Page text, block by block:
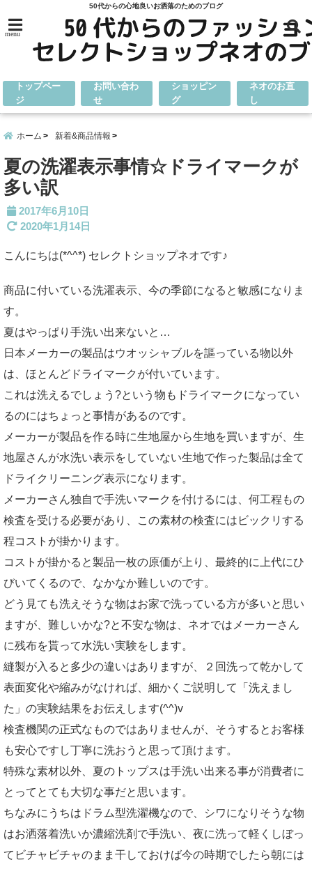
50代からの心地良いお洒落のためのブログ
menu
トップペー
ジ
お問い合わ
せ
ショッピン
グ
ネオのお直
し
ホーム 新着&商品情報
夏の洗濯表示事情☆ドライマークが
多い訳
2017年6月10日
2020年1月14日
こんにちは(*^^*) セレクトショップネオです♪
商品に付いている洗濯表示、今の季節になると敏感になりま
す。
夏はやっぱり手洗い出来ないと…
日本メーカーの製品はウオッシャブルを謳っている物以外
は、ほとんどドライマークが付いています。
これは洗えるでしょう?という物もドライマークになってい
るのにはちょっと事情があるのです。
メーカーが製品を作る時に生地屋から生地を買いますが、生
地屋さんが水洗い表示をしていない生地で作った製品は全て
ドライクリーニング表示になります。
メーカーさん独自で手洗いマークを付けるには、何工程もの
検査を受ける必要があり、この素材の検査にはビックリする
程コストが掛かります。
コストが掛かると製品一枚の原価が上り、最終的に上代にひ
びいてくるので、なかなか難しいのです。
どう見ても洗えそうな物はお家で洗っている方が多いと思い
ますが、難しいかな?と不安な物は、ネオではメーカーさん
に残布を貰って水洗い実験をします。
縫製が入ると多少の違いはありますが、２回洗って乾かして
表面変化や縮みがなければ、細かくご説明して「洗えまし
た」の実験結果をお伝えします(^^)v
検査機関の正式なものではありませんが、そうするとお客様
も安心ですし丁寧に洗おうと思って頂けます。
特殊な素材以外、夏のトップスは手洗い出来る事が消費者に
とってとても大切な事だと思います。
ちなみにうちはドラム型洗濯機なので、シワになりそうな物
はお洒落着洗いか濃縮洗剤で手洗い、夜に洗って軽くしぼっ
てビチャビチャのまま干しておけば今の時期でしたら朝には